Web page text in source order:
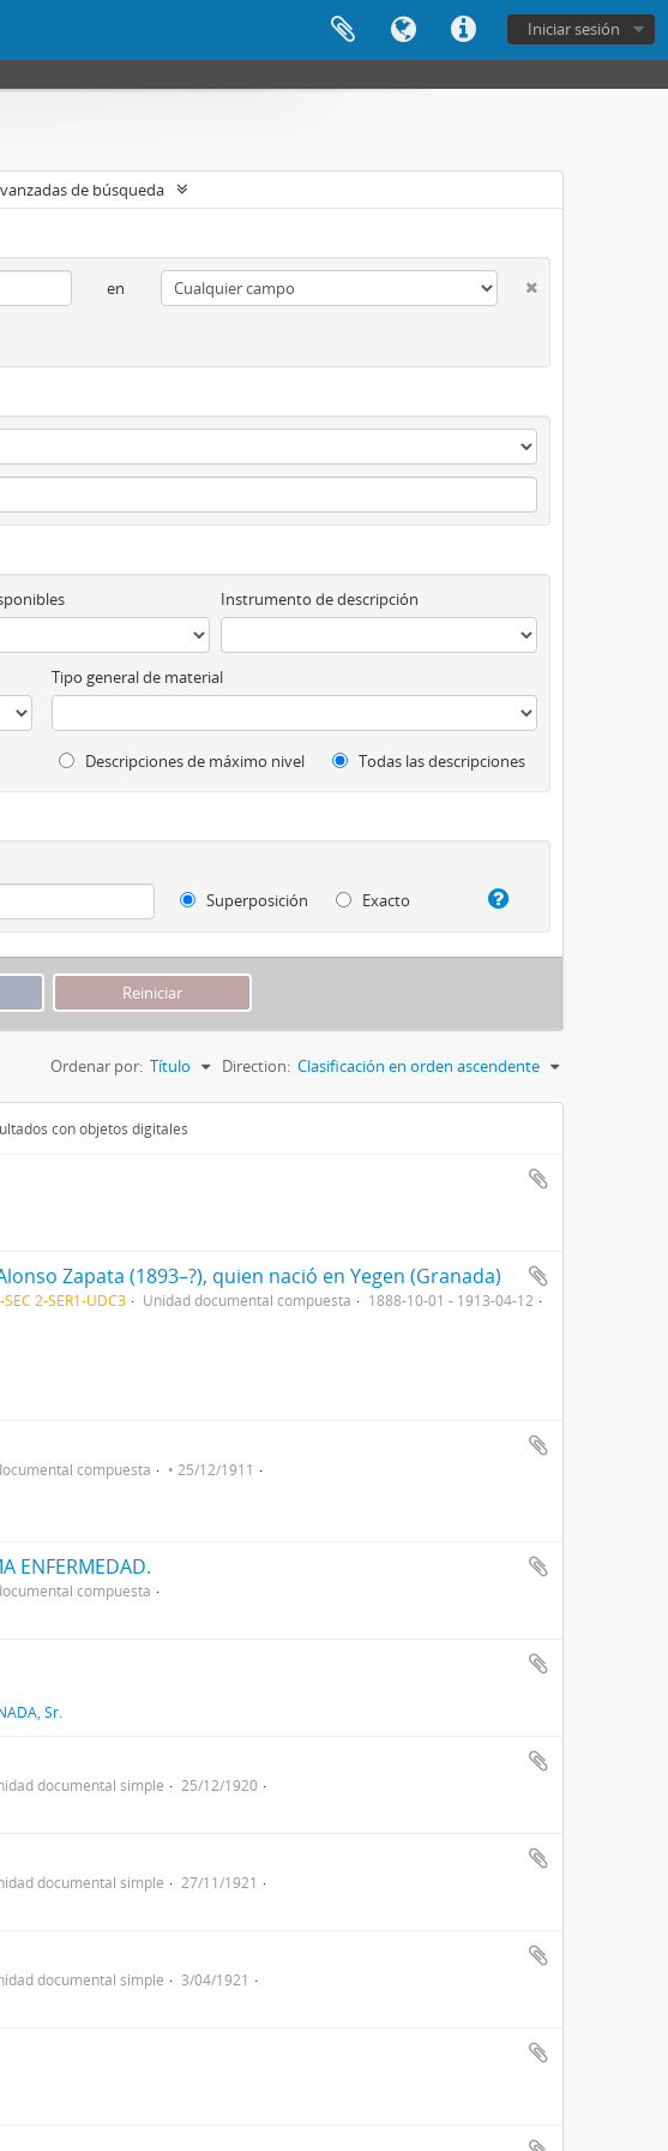
Iniciar sesión
de búsqueda
en
Instrumento de descripción
Tipo general de material
Descripciones de máximo nivel Todas las descripciones
Superposición
Exacto
Ordenar por: Título Direction: Clasificación en orden ascendente
con objetos digitales
Zapata (1893–?), quien nació en Yegen (Granada)
2-SER1-UDC3 Unidad documental compuesta
1888-10-01 - 1913-04-12
compuesta
• 25/12/1911
ENFERMEDAD.
compuesta
Sr.
documental simple
25/12/1920
documental simple
27/11/1921
documental simple
3/04/1921